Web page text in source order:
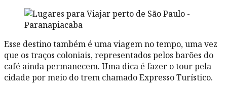
Esse destino também é uma viagem no tempo, uma vez
que os traços coloniais, representados pelos barões do
café ainda permanecem. Uma dica é fazer o tour pela
cidade por meio do trem chamado Expresso Turístico.